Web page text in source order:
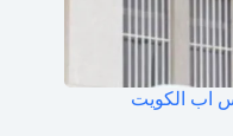
اب الكويت